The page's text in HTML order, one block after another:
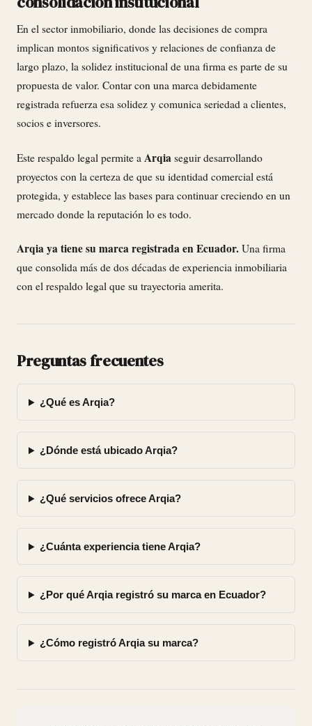
En el sector inmobiliario, donde las decisiones de compra
implican montos significativos y relaciones de confianza de
largo plazo, la solidez institucional de una firma es parte de su
propuesta de valor. Contar con una marca debidamente
registrada refuerza esa solidez y comunica seriedad a clientes,
socios e inversores.
Este respaldo legal permite a Arqia seguir desarrollando
proyectos con la certeza de que su identidad comercial está
protegida, y establece las bases para continuar creciendo en un
mercado donde la reputación lo es todo.
Arqia ya tiene su marca registrada en Ecuador. Una firma
que consolida más de dos décadas de experiencia inmobiliaria
con el respaldo legal que su trayectoria amerita.
Preguntas frecuentes
¿Qué es Arqia?
¿Dónde está ubicado Arqia?
¿Qué servicios ofrece Arqia?
¿Cuánta experiencia tiene Arqia?
¿Por qué Arqia registró su marca en Ecuador?
¿Cómo registró Arqia su marca?